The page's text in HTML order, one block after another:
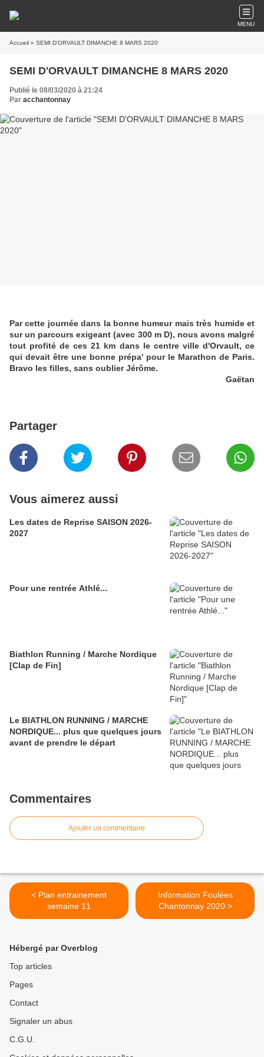
MENU
Accueil » SEMI D'ORVAULT DIMANCHE 8 MARS 2020
SEMI D'ORVAULT DIMANCHE 8 MARS 2020
Publié le 08/03/2020 à 21:24
Par acchantonnay
Par cette journée dans la bonne humeur mais très humide et
sur un parcours exigeant (avec 300 m D), nous avons malgré
tout profité de ces 21 km dans le centre ville d'Orvault, ce
qui devait être une bonne prépa' pour le Marathon de Paris.
Bravo les filles, sans oublier Jérôme.
Gaëtan
Partager
Vous aimerez aussi
Les dates de Reprise SAISON 2026-
2027
Pour une rentrée Athlé...
Biathlon Running / Marche Nordique
[Clap de Fin]
Le BIATHLON RUNNING / MARCHE
NORDIQUE... plus que quelques jours
avant de prendre le départ
Commentaires
Ajouter un commentaire
< Plan entrainement
semaine 11
Information Foulées
Chantonnay 2020 >
Hébergé par Overblog
Top articles
Pages
Contact
Signaler un abus
C.G.U.